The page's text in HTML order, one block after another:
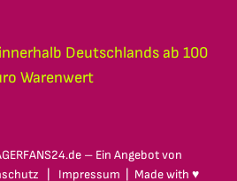
Deutschlands ab 100
Warenwert
– Ein Angebot von
Impressum | Made with ♥